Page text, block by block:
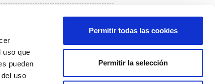
uso que
pueden
uso
Permitir todas las cookies
Permitir la selección
de datos